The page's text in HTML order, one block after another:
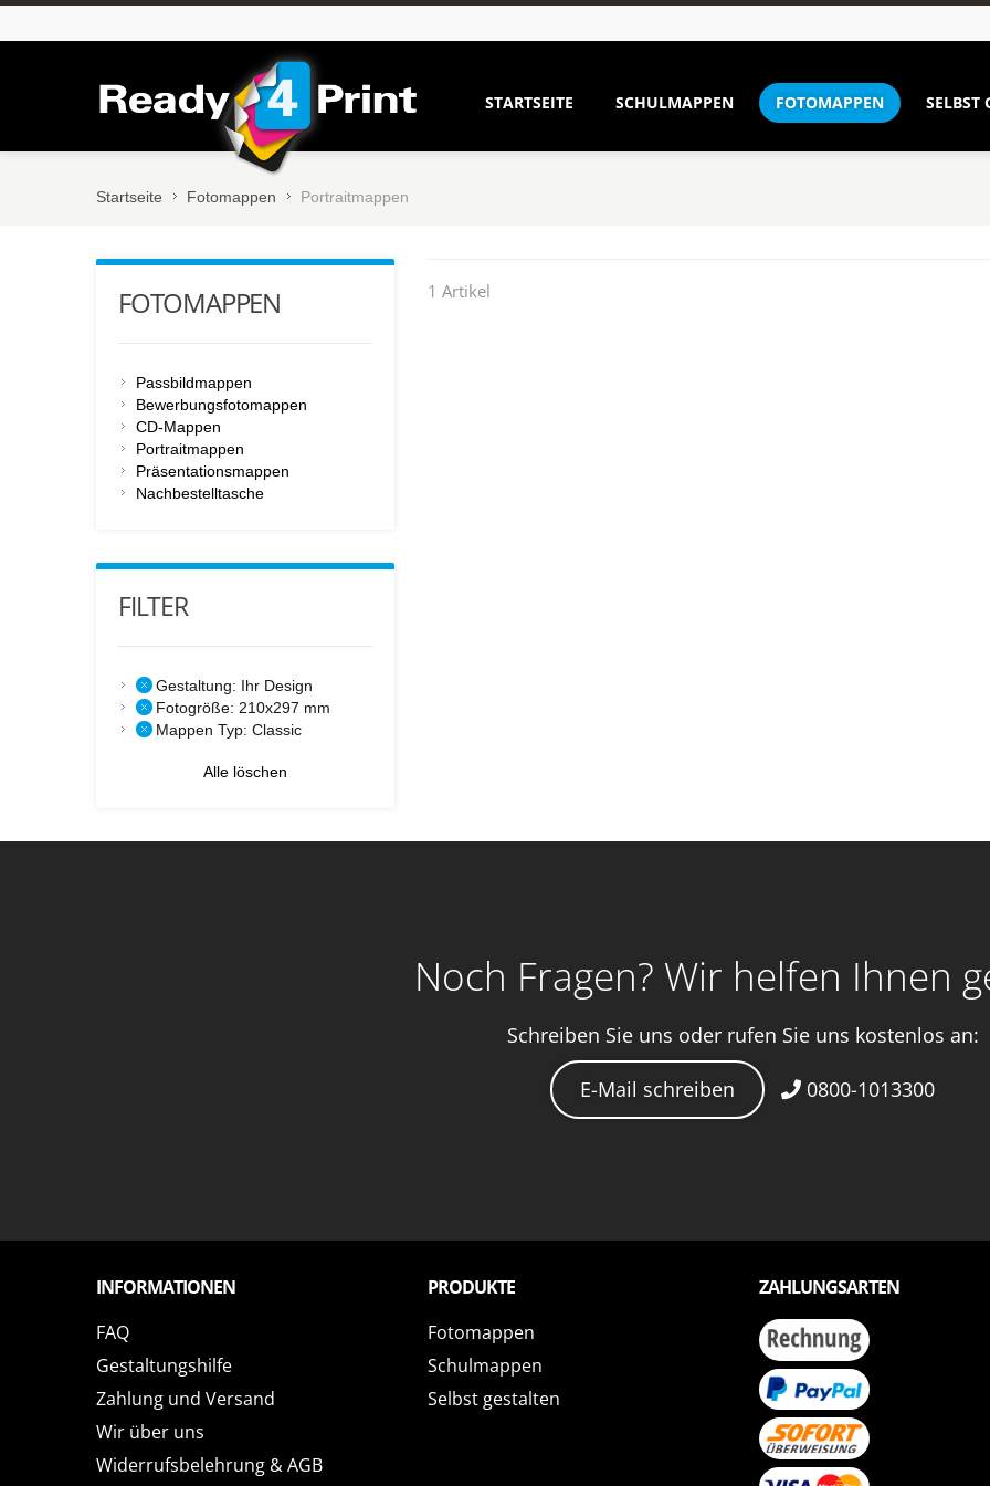
STARTSEITE SCHULMAPPEN FOTOMAPPEN SELBST
Startseite Fotomappen Portraitmappen
1 Artikel
FOTOMAPPEN
Passbildmappen
Bewerbungsfotomappen
CD-Mappen
Portraitmappen
Präsentationsmappen
Nachbestelltasche
FILTER
Gestaltung: Ihr Design
Fotogröße: 210x297 mm
Mappen Typ: Classic
Alle löschen
Noch Fragen? Wir helfen Ihnen
Schreiben Sie uns oder rufen Sie uns kostenlos an:
E-Mail schreiben 0800-1013300
INFORMATIONEN
FAQ
Gestaltungshilfe
Zahlung und Versand
Wir über uns
Widerrufsbelehrung & AGB
PRODUKTE
Fotomappen
Schulmappen
Selbst gestalten
ZAHLUNGSARTEN